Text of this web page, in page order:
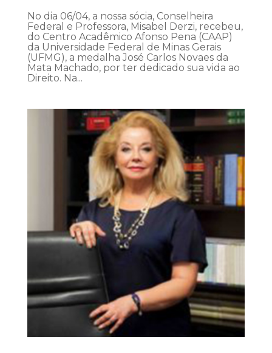
No dia 06/04, a nossa sócia, Conselheira
Federal e Professora, Misabel Derzi, recebeu,
do Centro Acadêmico Afonso Pena (CAAP)
da Universidade Federal de Minas Gerais
(UFMG), a medalha José Carlos Novaes da
Mata Machado, por ter dedicado sua vida ao
Direito. Na...